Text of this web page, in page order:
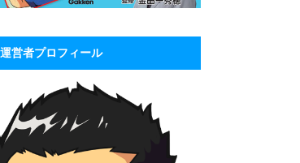
営者プロフィール